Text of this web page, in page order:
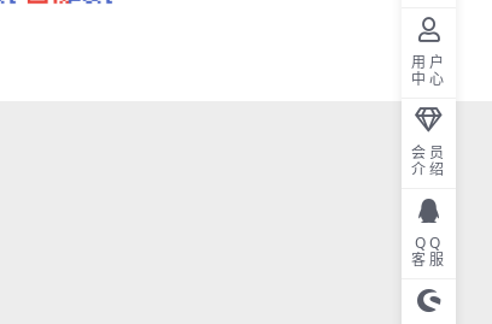
用户
中心
会员
介绍
QQ
客服